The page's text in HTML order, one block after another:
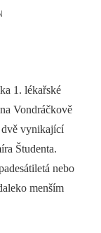
1. lékařské
Vondráčkově
dvě vynikající
Študenta.
nebo
menším